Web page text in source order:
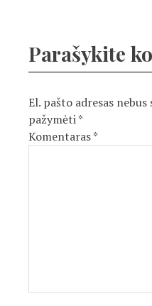
Parašykite
El. pašto adresas nebus
pažymėti*
Komentaras*